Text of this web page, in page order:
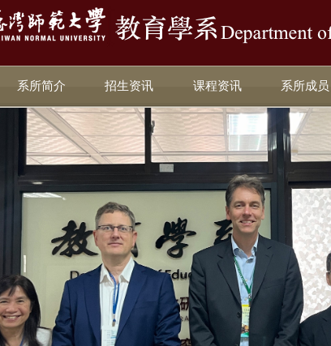
系所简介 招生资讯 课程资讯 系所成员